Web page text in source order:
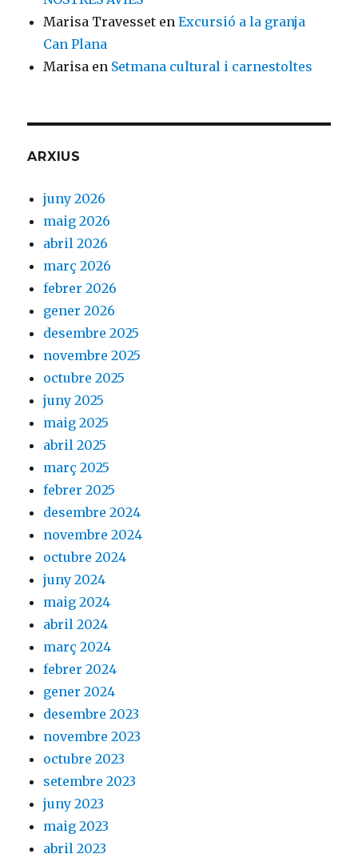
Marisa Travesset enExcursió a la granja
Can Plana
Marisa en Setmana cultural i carnestoltes
ARXIUS
juny 2026
maig 2026
abril 2026
març 2026
febrer 2026
gener 2026
desembre 2025
novembre 2025
octubre 2025
juny 2025
maig 2025
abril 2025
març 2025
febrer 2025
desembre 2024
novembre 2024
octubre 2024
juny 2024
maig 2024
abril 2024
març 2024
febrer 2024
gener 2024
desembre 2023
novembre 2023
octubre 2023
setembre 2023
juny 2023
maig 2023
abril 2023